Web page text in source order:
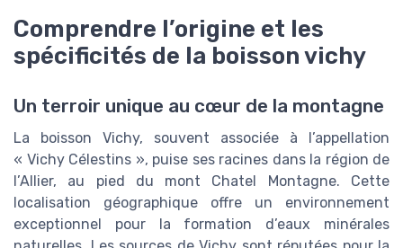
Comprendre l’origine et les
spécificités de la boisson vichy
Un terroir unique au cœur de la montagne
La boisson Vichy, souvent associée à l’appellation
« Vichy Célestins », puise ses racines dans la région de
l’Allier, au pied du mont Chatel Montagne. Cette
localisation géographique offre un environnement
exceptionnel pour la formation d’eaux minérales